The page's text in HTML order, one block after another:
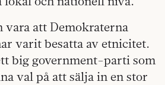
att Demokraterna
varit besatta av etnicitet.
big government-parti som
val på att sälja in en stor